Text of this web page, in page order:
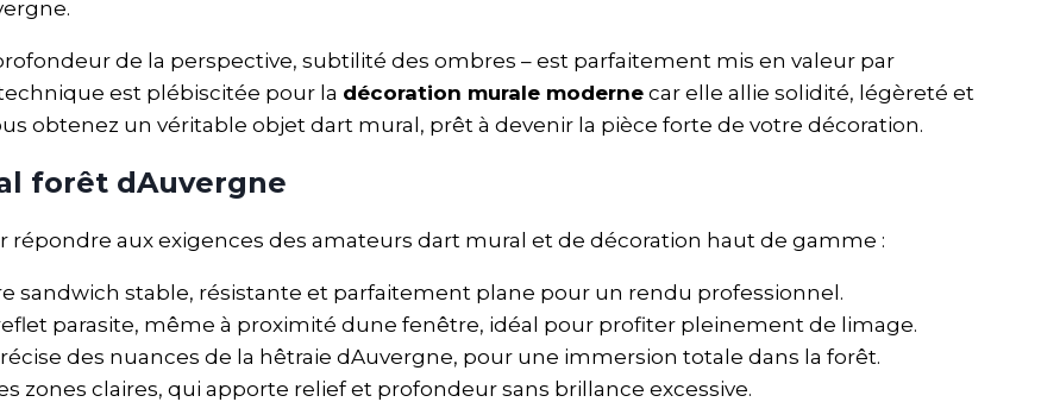
de la perspective, subtilité des ombres – est parfaitement mis en valeur par
est plébiscitée pour la décoration murale moderne car elle allie solidité, légèreté et
obtenez un véritable objet dart mural, prêt à devenir la pièce forte de votre décoration.
forêt dAuvergne
aux exigences des amateurs dart mural et de décoration haut de gamme :
sandwich stable, résistante et parfaitement plane pour un rendu professionnel.
parasite, même à proximité dune fenêtre, idéal pour profiter pleinement de limage.
des nuances de la hêtraie dAuvergne, pour une immersion totale dans la forêt.
zones claires, qui apporte relief et profondeur sans brillance excessive.